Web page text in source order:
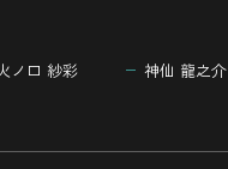
ノ口 紗彩 神仙 龍之介